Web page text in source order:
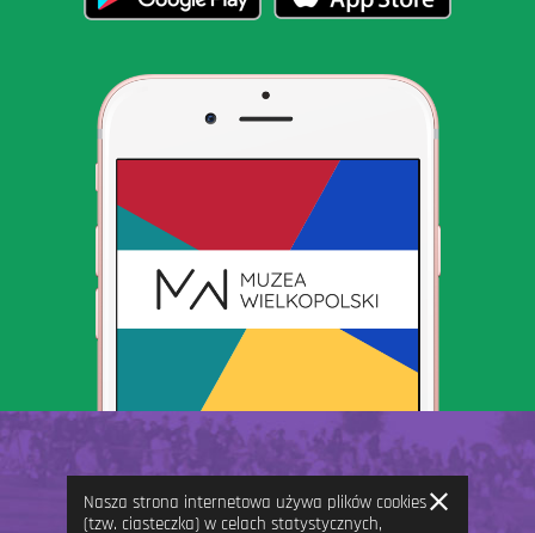
Nasza strona internetowa używa plików cookies
(tzw. ciasteczka) w celach statystycznych,